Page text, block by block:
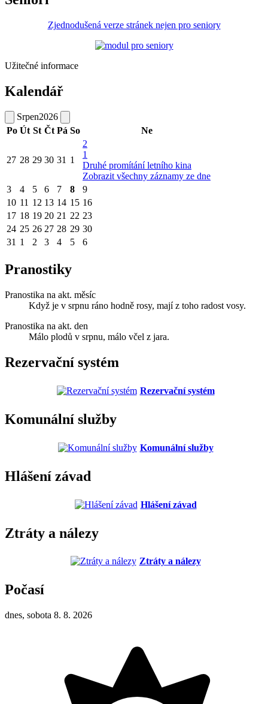
Zjednodušená verze stránek nejen pro seniory
Užitečné informace
Kalendář
Srpen2026
Po Út St Čt Pá So Ne
27 28 29 30 31 1
2
1
Druhé promítání letního kina
Zobrazit všechny záznamy ze dne
3
4 5 6 7 8
9
10 11 12 13 14 15 16
17 18 19 20 21 22 23
24 25 26 27 28 29 30
31 1 2 3 4 5 6
Pranostiky
Pranostika na akt. měsíc
Když je v srpnu ráno hodně rosy, mají z toho radost vosy.
Pranostika na akt. den
Málo plodů v srpnu, málo včel z jara.
Rezervační systém
Rezervační systém
Komunální služby
Komunální služby
Hlášení závad
Hlášení závad
Ztráty a nálezy
Ztráty a nálezy
Počasí
dnes, sobota 8. 8. 2026